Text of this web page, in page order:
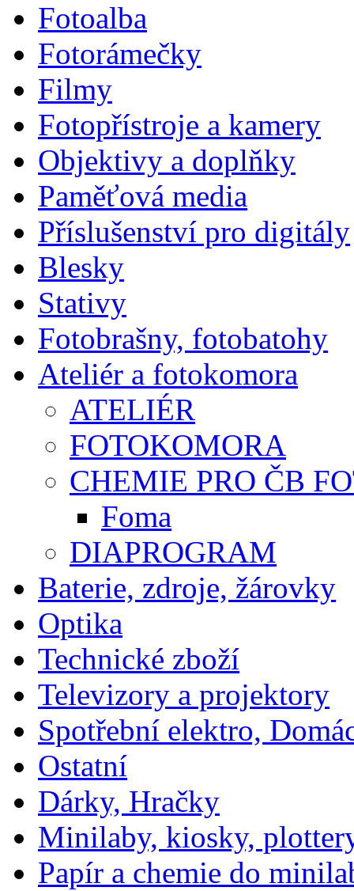
Fotoalba
Fotorámečky
Filmy
Fotopřístroje a kamery
Objektivy a doplňky
Paměťová media
Příslušenství pro digitály
Blesky
Stativy
Fotobrašny, fotobatohy
Ateliér a fotokomora
ATELIÉR
FOTOKOMORA
CHEMIE PRO ČB
Foma
DIAPROGRAM
Baterie, zdroje, žárovky
Optika
Technické zboží
Televizory a projektory
Spotřební elektro,
Ostatní
Dárky, Hračky
Minilaby, kiosky,
Papír a chemie do